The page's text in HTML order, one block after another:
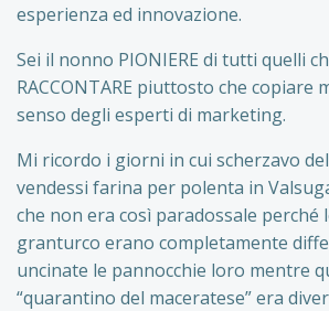
esperienza ed innovazione.
Sei il nonno PIONIERE di tutti quelli
RACCONTARE piuttosto che copiare
senso degli esperti di marketing.
Mi ricordo i giorni in cui scherzavo
vendessi farina per polenta in
che non era così paradossale perché
granturco erano completamente
uncinate le pannocchie loro mentre
“quarantino del maceratese” era